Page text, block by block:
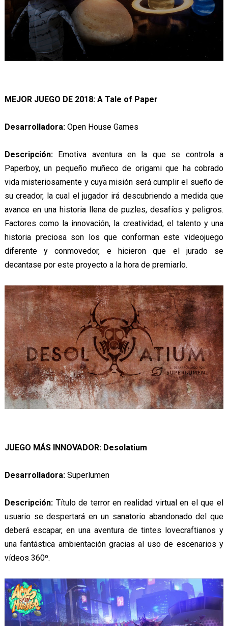
MEJOR JUEGO DE 2018: A Tale of Paper
Desarrolladora: Open House Games
Descripción:Emotiva aventura en la que se controla a
Paperboy, un pequeño muñeco de origami que ha cobrado
vida misteriosamente y cuya misión será cumplir el sueño de
su creador, la cual el jugador irá descubriendo a medida que
avance en una historia llena de puzles, desafíos y peligros.
Factores como la innovación, la creatividad, el talento y una
historia preciosa son los que conforman este videojuego
diferente y conmovedor, e hicieron que el jurado se
decantase por este proyecto a la hora de premiarlo.
JUEGO MÁS INNOVADOR: Desolatium
Desarrolladora:Superlumen
Descripción:Título de terror en realidad virtual en el que el
usuario se despertará en un sanatorio abandonado del que
deberá escapar, en una aventura de tintes lovecraftianos y
una fantástica ambientación gracias al uso de escenarios y
vídeos 360º.